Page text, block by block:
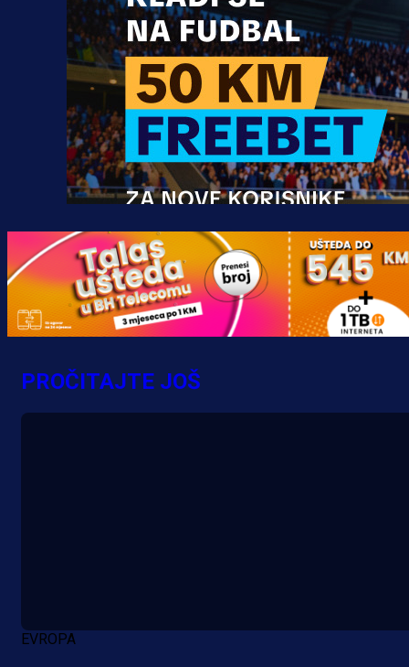
Promo vijesti
MrBit: Isprati kvalifikacije za
evropska takmičenja i preuzmi
bonus dobrodošlice!
PROČITAJTE JOŠ
EVROPA